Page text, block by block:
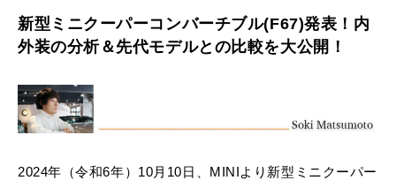
必要書類
iRで愛車を売却されたお客様の声
ローバーミニ買取査定依頼
BMWミニ メンテナンス
ローバーミニ メンテナンス
最近の修理実績
TOP
User's Voice
MINI KNOWLEDGE ミニナレッジ
TOP
BMWミニナレッジ
ローバーミニナレッジ
ABOUT iR
スタッフ紹介
新型ミニクーパーコンバーチブル(F67)発表！内
外装の分析＆先代モデルとの比較を大公開！
2024年（令和6年）10月10日、MINIより新型ミニクーパー